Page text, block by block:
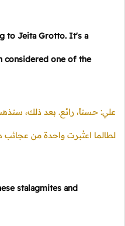
to Jeita Grotto. It's a
considered one of the
علي: حسناً، رائع. بعد ذلك،
لطالما اعتُبرت واحدة من عجائب
stalagmites and